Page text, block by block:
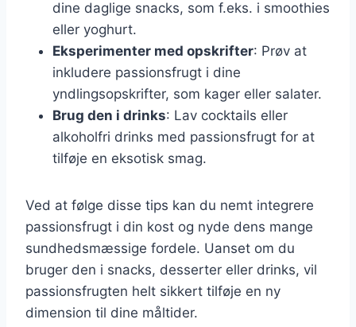
dine daglige snacks, som f.eks. i smoothies
eller yoghurt.
Eksperimenter med opskrifter: Prøv at
inkludere passionsfrugt i dine
yndlingsopskrifter, som kager eller salater.
Brug den i drinks: Lav cocktails eller
alkoholfri drinks med passionsfrugt for at
tilføje en eksotisk smag.
Ved at følge disse tips kan du nemt integrere
passionsfrugt i din kost og nyde dens mange
sundhedsmæssige fordele. Uanset om du
bruger den i snacks, desserter eller drinks, vil
passionsfrugten helt sikkert tilføje en ny
dimension til dine måltider.